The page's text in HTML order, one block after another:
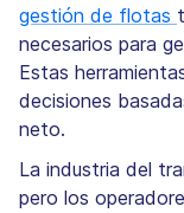
gestión de flotas
necesarios para
Estas
decisiones
neto.
La industria del
pero los